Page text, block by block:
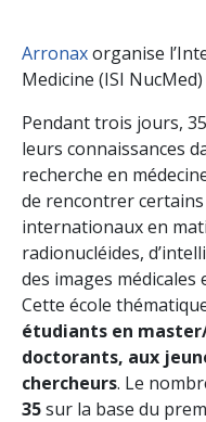
Arronaxorganise
Medicine (ISI NucMed)
Pendant trois jours,
leurs connaissances
recherche en
de rencontrer
internationaux en
radionucléides,
des images médicales
Cette école
étudiants en
doctorants, aux
chercheurs. Le
35sur la base du